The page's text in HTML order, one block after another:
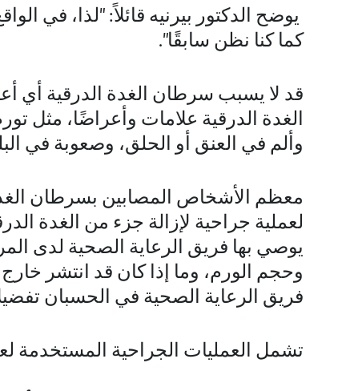
يوضح الدكتور بيرنيه قائلاً: "لذا، في
كما كنا نظن سابقًا".
قد لا يسبب سرطان الغدة الدرقية أي
الغدة الدرقية علامات وأعراضًا، مثل
وألم في العنق أو الحلق، وصعوبة في
معظم الأشخاص المصابين بسرطان
لعملية جراحية لإزالة جزء من الغدة
يوصي بها فريق الرعاية الصحية لدى
وحجم الورم، وما إذا كان قد انتشر خارج
فريق الرعاية الصحية في الحسبان
تشمل العمليات الجراحية المستخدمة